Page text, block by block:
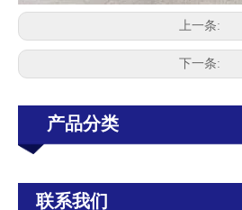
产品分类
联系我们
上一条:
下一条: